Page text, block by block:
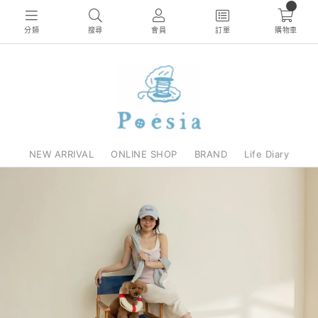
分類 搜尋 會員 訂單 購物車
NEW ARRIVAL ONLINE SHOP BRAND Life Diary